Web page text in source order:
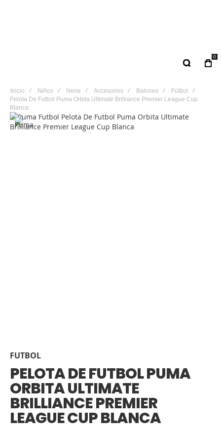
0
Inicio Niños Nene Accesorios Balones
Fútbol
Pelota De Futbol Puma Orbita Ultimate Brilliance Premier League Cup
Blanca
FUTBOL
PELOTA DE FUTBOL PUMA
ORBITA ULTIMATE
BRILLIANCE PREMIER
LEAGUE CUP BLANCA